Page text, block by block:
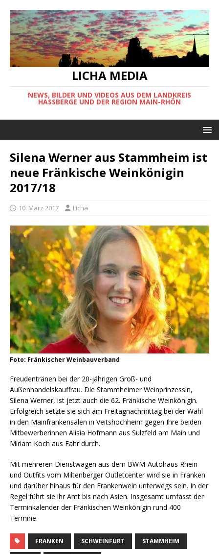
LICHA MEDIA
NEWS, BILDER UND VIDEOS AUS DEM LANDKREIS
HASSBERGE UND DER REGION MAIN-RHÖN
Silena Werner aus Stammheim ist
neue Fränkische Weinkönigin
2017/18
10. März 2017 Licha
Foto: Fränkischer Weinbauverband
Freudentränen bei der 20-jährigen Groß- und
Außenhandelskauffrau. Die Stammheimer Weinprinzessin,
Silena Werner, ist jetzt auch die 62. Fränkische Weinkönigin.
Erfolgreich setzte sie sich am Freitagnachmittag bei der Wahl
in den Mainfrankensälen in Veitshöchheim gegen Ihre beiden
Mitbewerberinnen Alisia Hofmann aus Sulzfeld am Main und
Miriam Koch aus Fahr durch.
Mit mehreren Dienstwagen aus dem BWM-Autohaus Rhein
und Outfits vom Miltenberger Outletcenter wird sie in Franken
und darüber hinaus für den Frankenwein unterwegs sein. In der
Regel führt sie ihr Amt bis nach Asien. Insgesamt umfasst der
Terminkalender der Fränkischen Weinkönigin rund 400
Termine.
FRANKEN SCHWEINFURT STAMMHEIM